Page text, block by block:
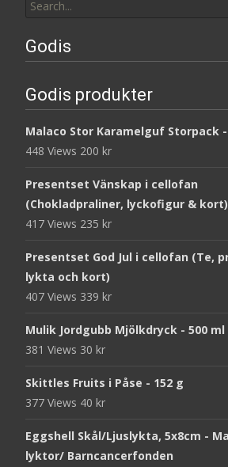
for:
Godis
Godis produkter
Malaco Stor Karamelguf Storpack
448 Views 200 kr
Presentset Vänskap i cellofan
(Chokladpraliner, lyckofigur & kort)
417 Views 235 kr
Presentset God Jul i cellofan (Te,
lykta och kort)
407 Views 339 kr
Mulik Jordgubb Mjölkdryck - 500 ml
381 Views 30 kr
Skittles Fruits i Påse - 152 g
377 Views 40 kr
Eggshell Skål/Ljuslykta, 5x8cm -
lyktor/ Barncancerfonden